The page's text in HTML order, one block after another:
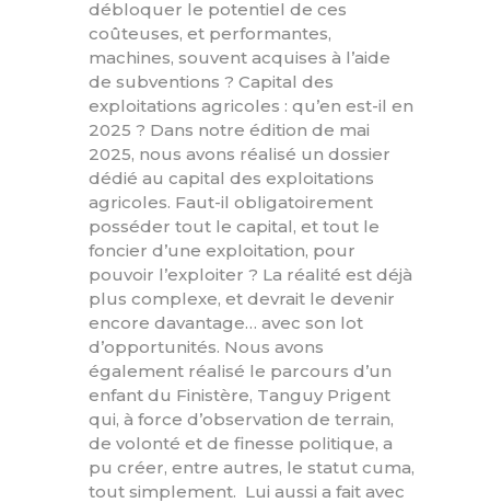
débloquer le potentiel de ces
coûteuses, et performantes,
machines, souvent acquises à l’aide
de subventions ? Capital des
exploitations agricoles : qu’en est-il en
2025 ? Dans notre édition de mai
2025, nous avons réalisé un dossier
dédié au capital des exploitations
agricoles. Faut-il obligatoirement
posséder tout le capital, et tout le
foncier d’une exploitation, pour
pouvoir l’exploiter ? La réalité est déjà
plus complexe, et devrait le devenir
encore davantage… avec son lot
d’opportunités. Nous avons
également réalisé le parcours d’un
enfant du Finistère, Tanguy Prigent
qui, à force d’observation de terrain,
de volonté et de finesse politique, a
pu créer, entre autres, le statut cuma,
tout simplement. Lui aussi a fait avec